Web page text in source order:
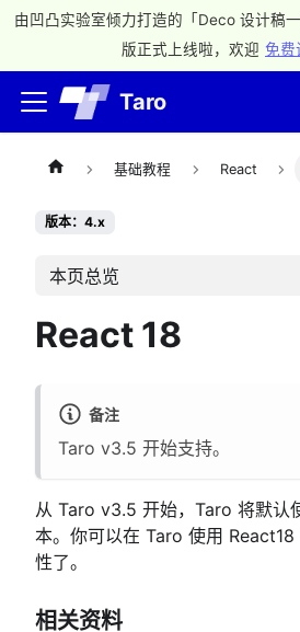
由凹凸实验室倾力打造的「Deco 设计稿
版正式上线啦，欢迎 免费
Taro
基础教程 React
版本：4.x
本页总览
React 18
备注
Taro v3.5 开始支持。
从 Taro v3.5 开始，Taro 将默认
本。你可以在 Taro 使用
性了。
相关资料